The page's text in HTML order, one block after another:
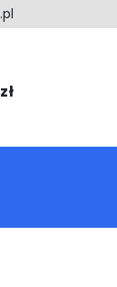
zł